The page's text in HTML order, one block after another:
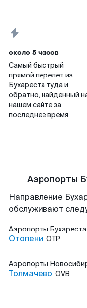
около 5 часов
Самый быстрый
прямой перелет из
Бухареста туда и
обратно, найденный
нашем сайте за
последнее время
Аэропорты
Направление
обслуживают
Аэропорты Бухареста
Отопени OTP
Аэропорты
Толмачево OVB